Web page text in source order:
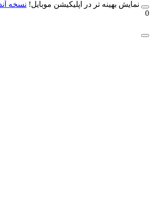
بهینه تر در اپلیکیشن موبایل!نسخه آندروید